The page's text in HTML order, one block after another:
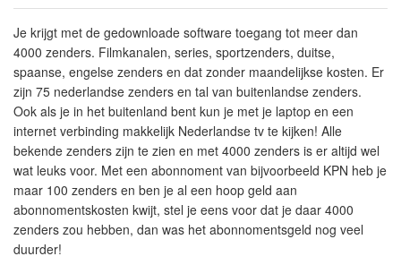
Je krijgt met de gedownloade software toegang tot meer dan
4000 zenders. Filmkanalen, series, sportzenders, duitse,
spaanse, engelse zenders en dat zonder maandelijkse kosten. Er
zijn 75 nederlandse zenders en tal van buitenlandse zenders.
Ook als je in het buitenland bent kun je met je laptop en een
internet verbinding makkelijk Nederlandse tv te kijken! Alle
bekende zenders zijn te zien en met 4000 zenders is er altijd wel
wat leuks voor. Met een abonnoment van bijvoorbeeld KPN heb je
maar 100 zenders en ben je al een hoop geld aan
abonnomentskosten kwijt, stel je eens voor dat je daar 4000
zenders zou hebben, dan was het abonnomentsgeld nog veel
duurder!